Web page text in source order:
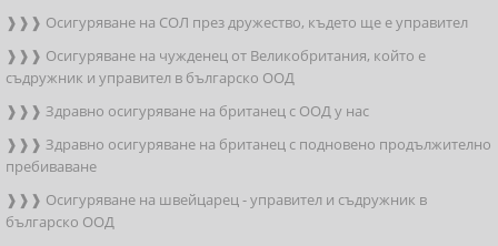
❱❱❱ Осигуряване на СОЛ през дружество, където ще е управител
❱❱❱ Осигуряване на чужденец от Великобритания, който е
съдружник и управител в българско ООД
❱❱❱ Здравно осигуряване на британец с ООД у нас
❱❱❱ Здравно осигуряване на британец с подновено продължително
пребиваване
❱❱❱ Осигуряване на швейцарец - управител и съдружник в
българско ООД